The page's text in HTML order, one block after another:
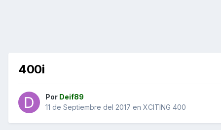
400i
Por Deif89
11 de Septiembre del 2017 en XCITING 400